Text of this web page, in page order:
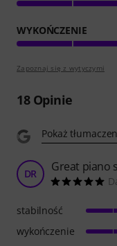
WYKOŃCZENIE
Zapoznaj się z wytyczymi
18Opinie
Pokaż
DR Great piano
stabilność
wykończenie